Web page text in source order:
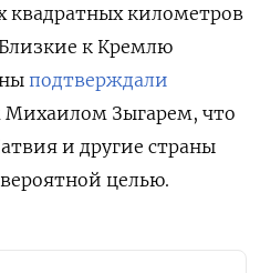
квадратных километров
к Кремлю
подтверждали
Михаилом Зыгарем, что
и другие страны
целью.